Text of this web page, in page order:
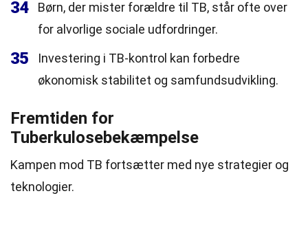
34
Børn, der mister forældre til TB, står ofte over
for alvorlige sociale udfordringer.
35
Investering i TB-kontrol kan forbedre
økonomisk stabilitet og samfundsudvikling.
Fremtiden for
Tuberkulosebekæmpelse
Kampen mod TB fortsætter med nye strategier og
teknologier.